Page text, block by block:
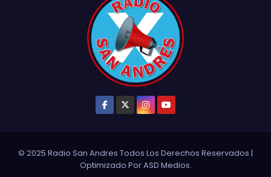
© 2025 Radio San Andres Todos Los Derechos Reservados |
Optimizado PorASD Medios.